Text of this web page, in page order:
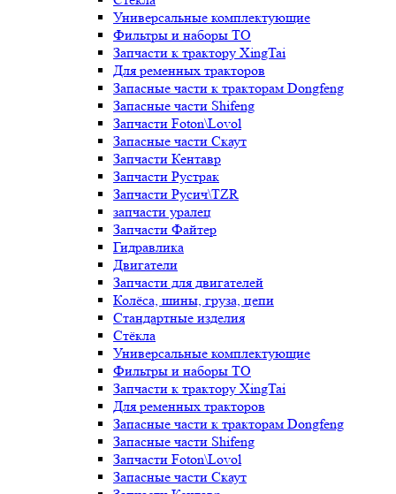
Универсальные комплектующие
Фильтры и наборы ТО
Запчасти к трактору XingTai
Для ременных тракторов
Запасные части к тракторам Dongfeng
Запасные части Shifeng
Запчасти Foton\Lovol
Запасные части Скаут
Запчасти Кентавр
Запчасти Рустрак
Запчасти Русич\TZR
запчасти уралец
Запчасти Файтер
Гидравлика
Двигатели
Запчасти для двигателей
Колёса, шины, груза, цепи
Стандартные изделия
Стёкла
Универсальные комплектующие
Фильтры и наборы ТО
Запчасти к трактору XingTai
Для ременных тракторов
Запасные части к тракторам Dongfeng
Запасные части Shifeng
Запчасти Foton\Lovol
Запасные части Скаут